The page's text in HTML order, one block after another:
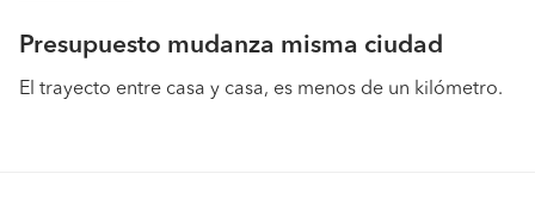
Presupuesto mudanza misma ciudad
El trayecto entre casa y casa, es menos de un kilómetro.